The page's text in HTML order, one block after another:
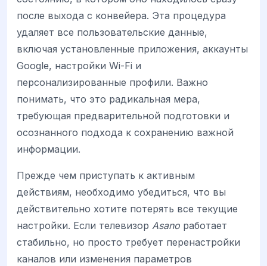
после выхода с конвейера. Эта процедура
удаляет все пользовательские данные,
включая установленные приложения, аккаунты
Google, настройки Wi-Fi и
персонализированные профили. Важно
понимать, что это радикальная мера,
требующая предварительной подготовки и
осознанного подхода к сохранению важной
информации.
Прежде чем приступать к активным
действиям, необходимо убедиться, что вы
действительно хотите потерять все текущие
настройки. Если телевизор Asano работает
стабильно, но просто требует перенастройки
каналов или изменения параметров